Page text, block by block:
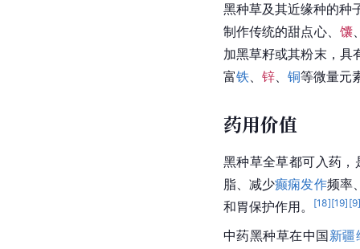
黑种草及其近缘种的种
制作传统的甜点心、 馕
加黑草籽或其粉末，具
富铁、 锌、 铜等微量元
药用价值
黑种草全草都可入药
脂、减少癫痫发作频率
和胃保护作用。
[18][19] [9
中药黑种草在中国新疆